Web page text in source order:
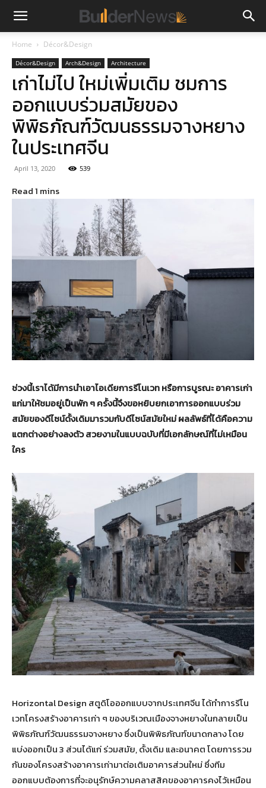
Home Décor&Design
Décor&Design Arch&Design Architecture
เก่าไม่ไป ใหม่เพิ่มเติม ชมการ
ออกแบบร่วมสมัยของ
พิพิธภัณฑ์วัฒนธรรมจางหยาง
ในประเทศจีน
April 13, 2020 539
ช่วงนี้เราได้มีการนำเอาไอเดียการรีโนเวท หรือการบูรณะ อาคารเก่า
แก่มาให้ชมอยู่เป็นพัก ๆ ครั้งนี้จึงขอหยิบยกเอาการออกแบบร่วม
สมัยของดีไซน์ดั้งเดิมมารวมกับดีไซน์สมัยใหม่ ผลลัพธ์ที่ได้คือความ
แตกต่างอย่างลงตัว สวยงามในแบบฉบับที่มีเอกลักษณ์ที่ไม่เหมือน
ใคร
Horizontal Design สตูดิโอออกแบบจากประเทศจีน ได้ทำการรีโน
เวทโครงสร้างอาคารเก่า ๆ ของบริเวณเมืองจางหยางในกลายเป็น
พิพิธภัณฑ์วัฒนธรรมจางหยาง ซึ่งเป็นพิพิธภัณฑ์ขนาดกลาง โดย
แบ่งออกเป็น 3 ส่วนได้แก่ ร่วมสมัย, ดั้งเดิม และอนาคต โดยการรวม
กันของโครงสร้างอาคารเก่ามาต่อเติมอาคารส่วนใหม่ ซึ่งทีม
ออกแบบต้องการที่จะอนุรักษ์ความคลาสสิคของอาคารคงไว้เหมือน